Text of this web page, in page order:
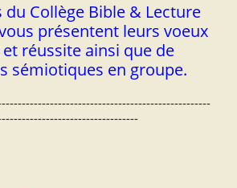
du Collège Bible & Lecture
présentent leurs voeux
réussite ainsi que de
sémiotiques en groupe.